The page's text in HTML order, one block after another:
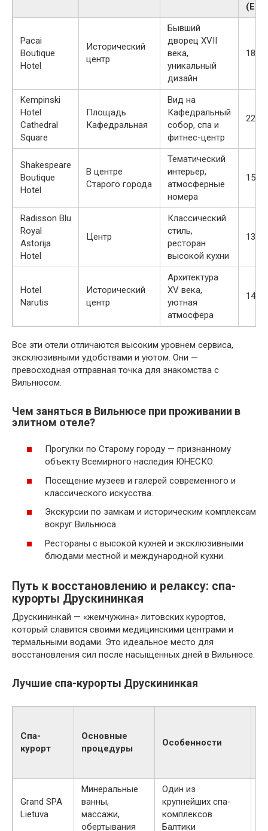
Pacai
Boutique
Hotel
Исторический
центр
Бывший
дворец XVII
века,
уникальный
дизайн
180-
Kempinski
Hotel
Cathedral
Square
Площадь
Кафедральная
Вид на
Кафедральный
собор, спа и
фитнес-центр
220-
Shakespeare
Boutique
Hotel
В центре
Старого города
Тематический
интерьер,
атмосферные
номера
150-
Radisson Blu
Royal
Astorija
Hotel
Центр
Классический
стиль,
ресторан
высокой кухни
130-
Hotel
Narutis
Исторический
центр
Архитектура
XV века,
уютная
атмосфера
140-
Все эти отели отличаются высоким уровнем сервиса,
эксклюзивными удобствами и уютом. Они —
превосходная отправная точка для знакомства с
Вильнюсом.
Чем заняться в Вильнюсе при проживании в
элитном отеле?
Прогулки по Старому городу — признанному
объекту Всемирного наследия ЮНЕСКО.
Посещение музеев и галерей современного и
классического искусства.
Экскурсии по замкам и историческим комплексам
вокруг Вильнюса.
Рестораны с высокой кухней и эксклюзивными
блюдами местной и международной кухни.
Путь к восстановлению и релаксу: спа-
курорты Друскининкая
Друскининкай — «жемчужина» литовских курортов,
который славится своими медицинскими центрами и
термальными водами. Это идеальное место для
восстановления сил после насыщенных дней в Вильнюсе.
Лучшие спа-курорты Друскининкая
Спа-
курорт
Основные
процедуры
Особенности
Grand SPA
Lietuva
Минеральные
ванны,
массажи,
обертывания
Один из
крупнейших спа-
комплексов
Балтики